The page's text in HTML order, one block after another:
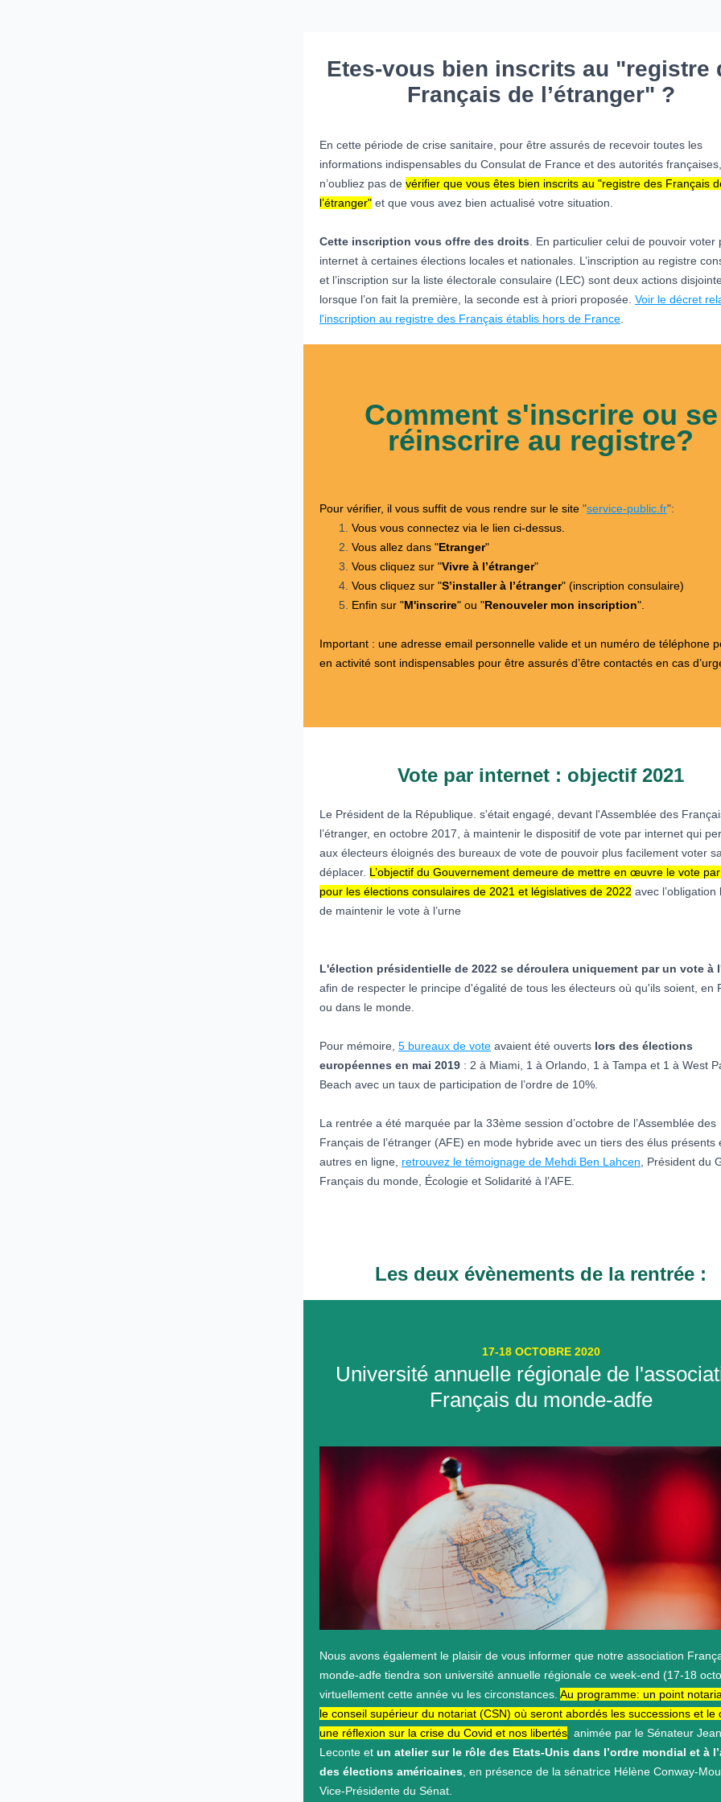
Etes-vous bien inscrits au "registre
Français de l’étranger" ?
En cette période de crise sanitaire, pour être assurés de recevoir toutes les
informations indispensables du Consulat de France et des autorités françaises,
n’oubliez pas de vérifier que vous êtes bien inscrits au "registre des Français
l’étranger" et que vous avez bien actualisé votre situation.
Cette inscription vous offre des droits . En particulier celui de pouvoir voter
internet à certaines élections locales et nationales. L’inscription au registre
et l’inscription sur la liste électorale consulaire (LEC) sont deux actions
lorsque l’on fait la première, la seconde est à priori proposée. Voir le décret
l'inscription au registre des Français établis hors de France
Comment s'inscrire ou se
réinscrire au registre?
Pour vérifier, il vous suffit de vous rendre sur le site "service-public.fr":
Vous vous connectez via le lien ci-dessus.
Vous allez dans "Etranger"
Vous cliquez sur "Vivre à l’étranger"
Vous cliquez sur "S’installer à l’étranger" (inscription consulaire)
Enfin sur "M'inscrire" ou "Renouveler mon inscription".
Important : une adresse email personnelle valide et un numéro de téléphone
en activité sont indispensables pour être assurés d’être contactés en cas
Vote par internet : objectif 2021
Le Président de la République. s'était engagé, devant l'Assemblée des
l’étranger, en octobre 2017, à maintenir le dispositif de vote par internet qui
aux électeurs éloignés des bureaux de vote de pouvoir plus facilement voter
déplacer. L’objectif du Gouvernement demeure de mettre en œuvre le vote
pour les élections consulaires de 2021 et législatives de 2022 avec l’obligation
de maintenir le vote à l’urne
L'élection présidentielle de 2022 se déroulera uniquement par un vote à
afin de respecter le principe d'égalité de tous les électeurs où qu'ils soient, en
ou dans le monde.
Pour mémoire, 5 bureaux de vote avaient été ouverts lors des élections
européennes en mai 2019 : 2 à Miami, 1 à Orlando, 1 à Tampa et 1 à West
Beach avec un taux de participation de l’ordre de 10%.
La rentrée a été marquée par la 33ème session d’octobre de l’Assemblée des
Français de l’étranger (AFE) en mode hybride avec un tiers des élus présents
autres en ligne, retrouvez le témoignage de Mehdi Ben Lahcen , Président du
Français du monde, Écologie et Solidarité à l’AFE.
Les deux évènements de la rentrée :
17-18 OCTOBRE 2020
Université annuelle régionale de
Français du monde-adfe
Nous avons également le plaisir de vous informer que notre association
monde-adfe tiendra son université annuelle régionale ce week-end (17-18
virtuellement cette année vu les circonstances. Au programme: un point
le conseil supérieur du notariat (CSN) où seront abordés les successions et le
une réflexion sur la crise du Covid et nos libertés animée par le Sénateur
Leconte et un atelier sur le rôle des Etats-Unis dans l’ordre mondial et à
des élections américaines , en présence de la sénatrice Hélène Conway-
Vice-Présidente du Sénat.